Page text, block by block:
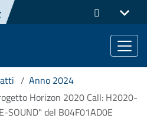
Anno 2024
Horizon 2020 Call: H2020-
SOUND" del B04F01AD0E